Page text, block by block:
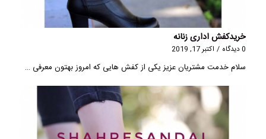
خریدکفش اداری زنانه
0 دیدگاه / اکتبر 17, 2019
سلام خدمت مشتریان عزیز یکی از کفش هایی که امروز بهتون معرفی …